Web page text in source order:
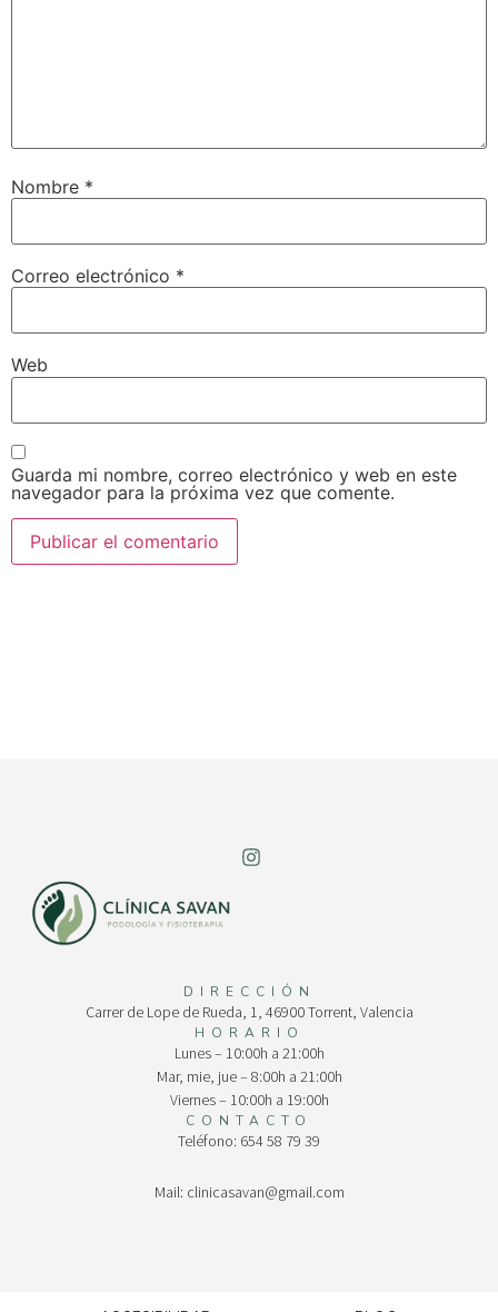
Nombre *
Correo electrónico *
Web
Guarda mi nombre, correo electrónico y web en este
navegador para la próxima vez que comente.
DIRECCIÓN
Carrer de Lope de Rueda, 1, 46900 Torrent, Valencia
HORARIO
Lunes – 10:00h a 21:00h
Mar, mie, jue – 8:00h a 21:00h
Viernes – 10:00h a 19:00h
CONTACTO
Teléfono: 654 58 79 39
Mail: clinicasavan@gmail.com